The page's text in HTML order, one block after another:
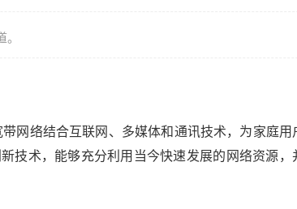
网络结合互联网、多媒体和通讯技术，为家庭用
技术，能够充分利用当今快速发展的网络资源，